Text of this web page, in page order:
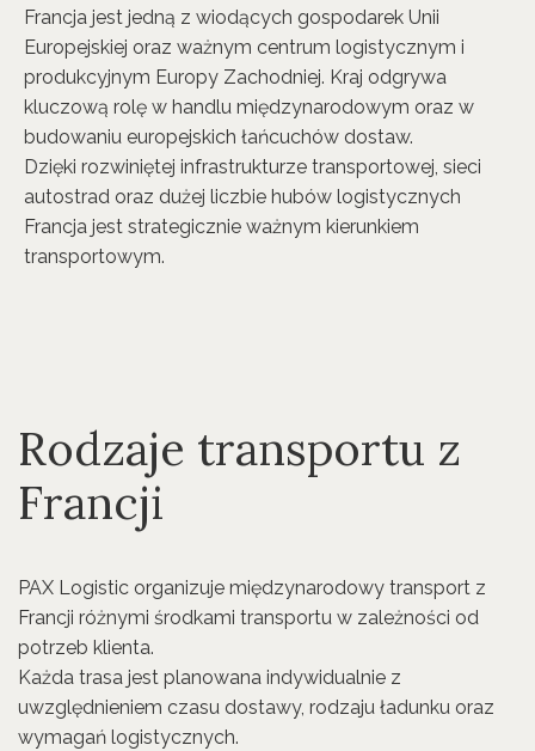
Francja jest jedną z wiodących gospodarek Unii
Europejskiej oraz ważnym centrum logistycznym i
produkcyjnym Europy Zachodniej. Kraj odgrywa
kluczową rolę w handlu międzynarodowym oraz w
budowaniu europejskich łańcuchów dostaw.
Dzięki rozwiniętej infrastrukturze transportowej, sieci
autostrad oraz dużej liczbie hubów logistycznych
Francja jest strategicznie ważnym kierunkiem
transportowym.
Rodzaje transportu z
Francji
PAX Logistic organizuje międzynarodowy transport z
Francji różnymi środkami transportu w zależności od
potrzeb klienta.
Każda trasa jest planowana indywidualnie z
uwzględnieniem czasu dostawy, rodzaju ładunku oraz
wymagań logistycznych.